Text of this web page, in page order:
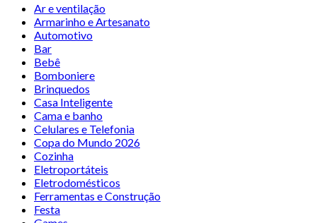
Ar e ventilação
Armarinho e Artesanato
Automotivo
Bar
Bebê
Bomboniere
Brinquedos
Casa Inteligente
Cama e banho
Celulares e Telefonia
Copa do Mundo 2026
Cozinha
Eletroportáteis
Eletrodomésticos
Ferramentas e Construção
Festa